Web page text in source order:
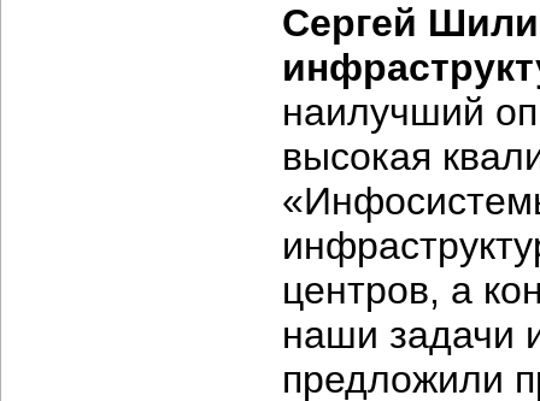
Сергей
наилучший
высокая
центров, а
наши задачи
предложили